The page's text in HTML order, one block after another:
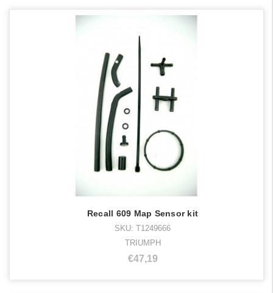
Recall 609 Map Sensor kit
SKU: T1249666
TRIUMPH
€47,19